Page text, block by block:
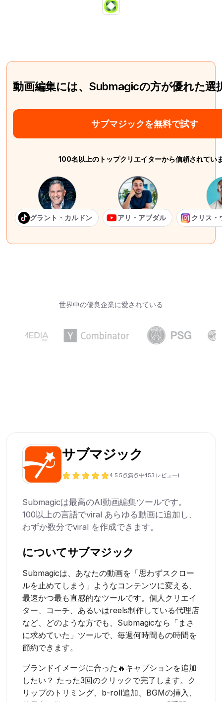
動画編集には、Submagicの方が優れた選
サブマジックを無料で試す
100名以上のトップクリエイターから信頼されてい
グラント・カルドン アリ・アブダル クリス・
世界中の優良企業に愛されている
サブマジック
4.5 5点満点中453 レビュー)
Submagicは最高のAI動画編集ツールです。
100以上の言語でviral あらゆる動画に追加し、
わずか数分でviral を作成できます。
についてサブマジック
Submagicは、あなたの動画を「思わずスクロー
ルを止めてしまう」ようなコンテンツに変える、
最速かつ最も直感的なツールです。個人クリエイ
ター、コーチ、あるいはreels制作している代理店
など、どのような方でも、Submagicなら「まさ
に求めていた」ツールで、毎週何時間もの時間を
節約できます。
ブランドイメージに合った🔥キャプションを追加
したい？ たった3回のクリックで完了します。ク
リップのトリミング、b-roll追加、BGMの挿入、